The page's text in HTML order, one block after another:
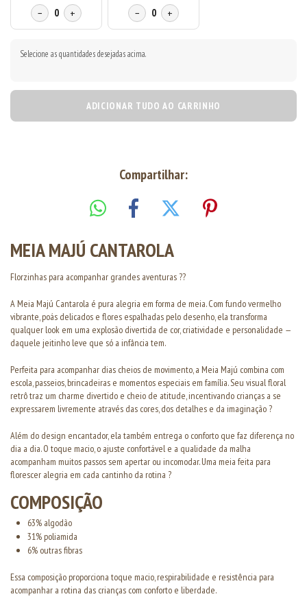
− 0 + − 0 +
Selecione as quantidades desejadas acima.
ADICIONAR TUDO AO CARRINHO
Compartilhar:
MEIA MAJÚ CANTAROLA
Florzinhas para acompanhar grandes aventuras ??
A Meia Majú Cantarola é pura alegria em forma de meia. Com fundo vermelho
vibrante, poás delicados e flores espalhadas pelo desenho, ela transforma
qualquer look em uma explosão divertida de cor, criatividade e personalidade —
daquele jeitinho leve que só a infância tem.
Perfeita para acompanhar dias cheios de movimento, a Meia Majú combina com
escola, passeios, brincadeiras e momentos especiais em família. Seu visual floral
retrô traz um charme divertido e cheio de atitude, incentivando crianças a se
expressarem livremente através das cores, dos detalhes e da imaginação ?
Além do design encantador, ela também entrega o conforto que faz diferença no
dia a dia. O toque macio, o ajuste confortável e a qualidade da malha
acompanham muitos passos sem apertar ou incomodar. Uma meia feita para
florescer alegria em cada cantinho da rotina ?
COMPOSIÇÃO
63% algodão
31% poliamida
6% outras fibras
Essa composição proporciona toque macio, respirabilidade e resistência para
acompanhar a rotina das crianças com conforto e liberdade.